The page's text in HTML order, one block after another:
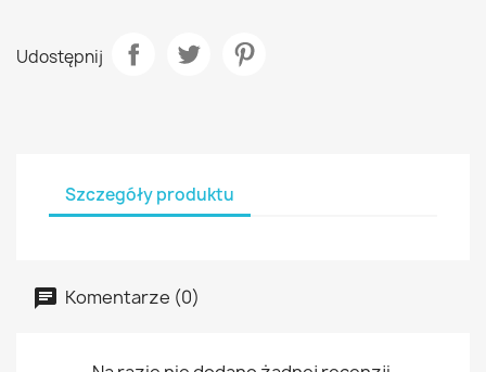
Udostępnij
Szczegóły produktu
Komentarze (0)